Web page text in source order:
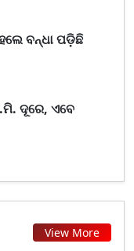
ବନ୍ଧା ପଡ଼ିଛି
ଦୂରେ, ଏବେ
View More